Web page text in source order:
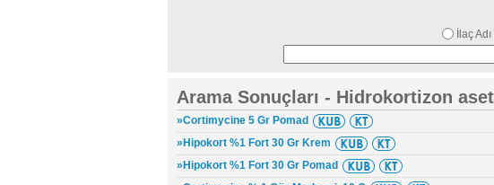
İlaç Adı
Arama Sonuçları - Hidrokortizon
»Cortimycine 5 Gr Pomad
»Hipokort %1 Fort 30 Gr Krem
»Hipokort %1 Fort 30 Gr Pomad